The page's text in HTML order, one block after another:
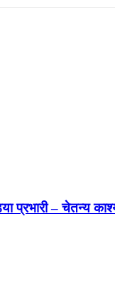
प्रभारी – चेतन्य